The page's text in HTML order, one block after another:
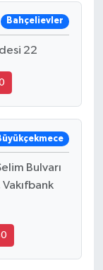
Bahçelievler
22
Bulvarı